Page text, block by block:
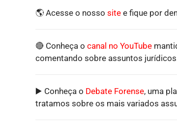
🌎 Acesse o nosso site e fique por
🔴 Conheça o canal no YouTube
comentando sobre assuntos
▶️ Conheça o Debate Forense, uma
tratamos sobre os mais variados